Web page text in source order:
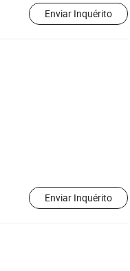
Enviar Inquérito
Enviar Inquérito